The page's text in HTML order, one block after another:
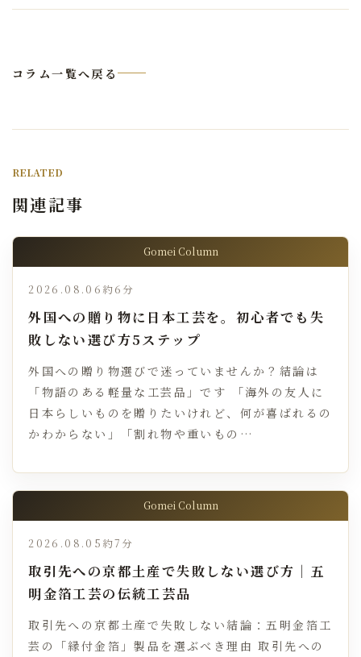
コラム一覧へ戻る
RELATED
関連記事
Gomei Column
2026.08.06 約6分
外国への贈り物に日本工芸を。初心者でも失
敗しない選び方5ステップ
外国への贈り物選びで迷っていませんか？結論は
「物語のある軽量な工芸品」です 「海外の友人に
日本らしいものを贈りたいけれど、何が喜ばれるの
かわからない」「割れ物や重いもの…
Gomei Column
2026.08.05 約7分
取引先への京都土産で失敗しない選び方｜五
明金箔工芸の伝統工芸品
取引先への京都土産で失敗しない結論：五明金箔工
芸の「縁付金箔」製品を選ぶべき理由 取引先への